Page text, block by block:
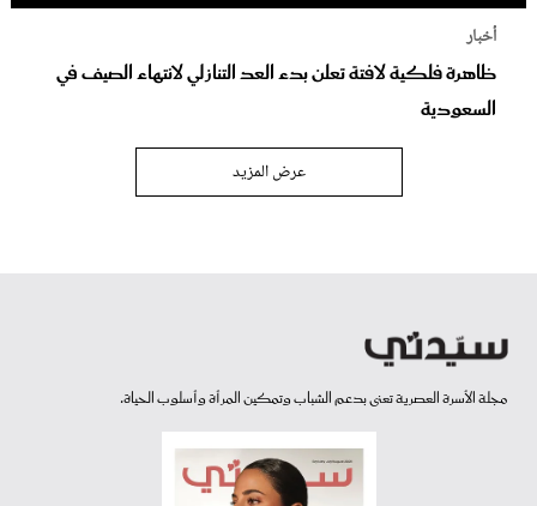
أخبار
ظاهرة فلكية لافتة تعلن بدء العد التنازلي لانتهاء الصيف في
السعودية
عرض المزيد
مجلة الأسرة العصرية تعنى بدعم الشباب وتمكين المرأة وأسلوب الحياة.